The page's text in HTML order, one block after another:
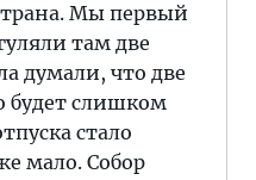
Мы первый
там две
думали, что две
будет слишком
стало
мало. Собор